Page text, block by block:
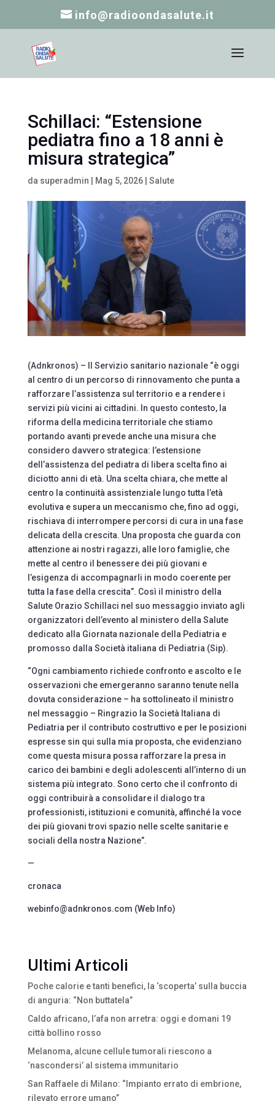
info@radioondasalute.it
Schillaci: “Estensione
pediatra fino a 18 anni è
misura strategica”
da superadmin Mag 5, 2026| Salute
(Adnkronos) – Il Servizio sanitario nazionale “è oggi
al centro di un percorso di rinnovamento che punta a
rafforzare l’assistenza sul territorio e a rendere i
servizi più vicini ai cittadini. In questo contesto, la
riforma della medicina territoriale che stiamo
portando avanti prevede anche una misura che
considero davvero strategica: l’estensione
dell’assistenza del pediatra di libera scelta fino ai
diciotto anni di età. Una scelta chiara, che mette al
centro la continuità assistenziale lungo tutta l’età
evolutiva e supera un meccanismo che, fino ad oggi,
rischiava di interrompere percorsi di cura in una fase
delicata della crescita. Una proposta che guarda con
attenzione ai nostri ragazzi, alle loro famiglie, che
mette al centro il benessere dei più giovani e
l’esigenza di accompagnarli in modo coerente per
tutta la fase della crescita”. Così il ministro della
Salute Orazio Schillaci nel suo messaggio inviato agli
organizzatori dell’evento al ministero della Salute
dedicato alla Giornata nazionale della Pediatria e
promosso dalla Società italiana di Pediatria (Sip).
“Ogni cambiamento richiede confronto e ascolto e le
osservazioni che emergeranno saranno tenute nella
dovuta considerazione – ha sottolineato il ministro
nel messaggio – Ringrazio la Società Italiana di
Pediatria per il contributo costruttivo e per le posizioni
espresse sin qui sulla mia proposta, che evidenziano
come questa misura possa rafforzare la presa in
carico dei bambini e degli adolescenti all’interno di un
sistema più integrato. Sono certo che il confronto di
oggi contribuirà a consolidare il dialogo tra
professionisti, istituzioni e comunità, affinché la voce
dei più giovani trovi spazio nelle scelte sanitarie e
sociali della nostra Nazione”.
—
cronaca
webinfo@adnkronos.com (Web Info)
Ultimi Articoli
Poche calorie e tanti benefici, la ‘scoperta’ sulla buccia
di anguria: “Non buttatela”
Caldo africano, l’afa non arretra: oggi e domani 19
città bollino rosso
Melanoma, alcune cellule tumorali riescono a
‘nascondersi’ al sistema immunitario
San Raffaele di Milano: “Impianto errato di embrione,
rilevato errore umano”